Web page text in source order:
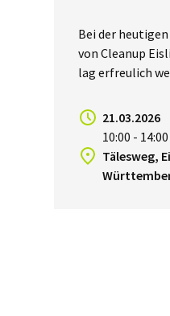
Bei der
von Cleanup
lag erfreulich
21.03.2026
10:00 - 14:00
Tälesweg,